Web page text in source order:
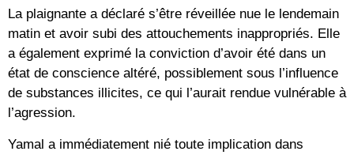
La plaignante a déclaré s’être réveillée nue le lendemain
matin et avoir subi des attouchements inappropriés. Elle
a également exprimé la conviction d’avoir été dans un
état de conscience altéré, possiblement sous l’influence
de substances illicites, ce qui l’aurait rendue vulnérable à
l’agression.
Yamal a immédiatement nié toute implication dans